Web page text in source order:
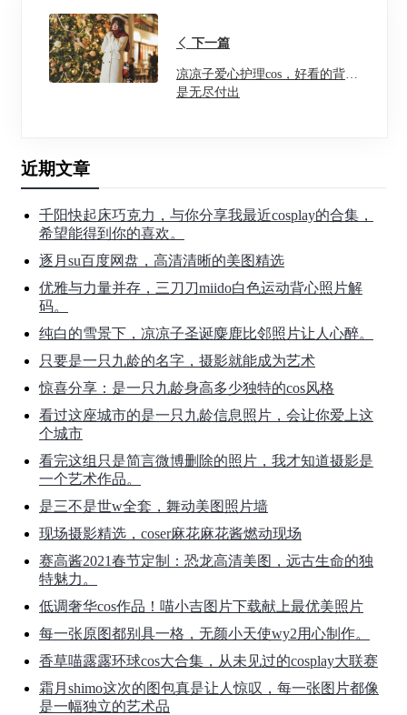
下一篇
凉凉子爱心护理cos，好看的背后
是无尽付出
近期文章
千阳快起床巧克力，与你分享我最近cosplay的合集，
希望能得到你的喜欢。
逐月su百度网盘，高清清晰的美图精选
优雅与力量并存，三刀刀miido白色运动背心照片解
码。
纯白的雪景下，凉凉子圣诞麋鹿比邻照片让人心醉。
只要是一只九龄的名字，摄影就能成为艺术
惊喜分享：是一只九龄身高多少独特的cos风格
看过这座城市的是一只九龄信息照片，会让你爱上这
个城市
看完这组只是简言微博删除的照片，我才知道摄影是
一个艺术作品。
是三不是世w全套，舞动美图照片墙
现场摄影精选，coser麻花麻花酱燃动现场
赛高酱2021春节定制：恐龙高清美图，远古生命的独
特魅力。
低调奢华cos作品！喵小吉图片下载献上最优美照片
每一张原图都别具一格，无颜小天使wy2用心制作。
香草喵露露环球cos大合集，从未见过的cosplay大联赛
霜月shimo这次的图包真是让人惊叹，每一张图片都像
是一幅独立的艺术品